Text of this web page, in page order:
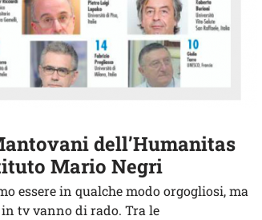
dell’Humanitas
Mario Negri
essere in qualche modo orgogliosi, ma
tv vanno di rado. Tra le